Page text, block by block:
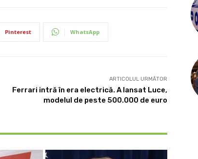
Pinterest WhatsApp
ARTICOLUL URMĂTOR
Ferrari intră în era electrică. A lansat Luce,
modelul de peste 500.000 de euro